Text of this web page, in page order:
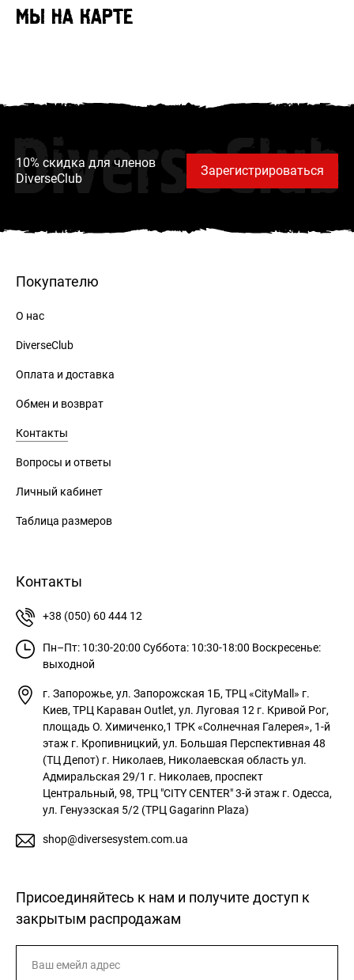
МЫ НА КАРТЕ
10% скидка для членов
DiverseClub
DiverseClub
Зарегистрироваться
Покупателю
О нас
DiverseClub
Оплата и доставка
Обмен и возврат
Контакты
Вопросы и ответы
Личный кабинет
Таблица размеров
Контакты
+38 (050) 60 444 12
Пн–Пт: 10:30-20:00 Суббота: 10:30-18:00 Воскресенье:
выходной
г. Запорожье, ул. Запорожская 1Б, ТРЦ «CityMall» г.
Киев, ТРЦ Караван Outlet, ул. Луговая 12 г. Кривой Рог,
площадь О. Химиченко,1 ТРК «Солнечная Галерея», 1-й
этаж г. Кропивницкий, ул. Большая Перспективная 48
(ТЦ Депот) г. Николаев, Николаевская область ул.
Адмиральская 29/1 г. Николаев, проспект
Центральный, 98, ТРЦ "CITY CENTER" 3-й этаж г. Одесса,
ул. Генуэзская 5/2 (ТРЦ Gagarinn Plaza)
shop@diversesystem.com.ua
Присоединяйтесь к нам и получите доступ к
закрытым распродажам
Privacy Policy